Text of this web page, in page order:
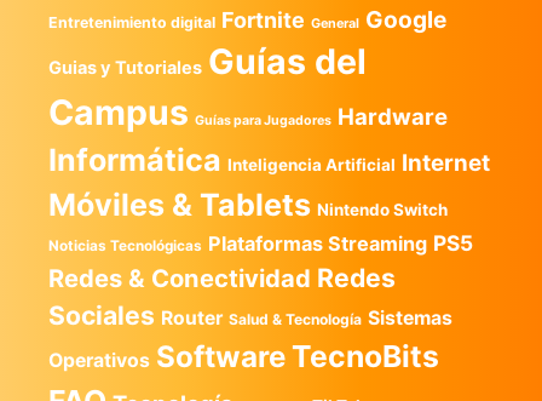
Entretenimiento digital Fortnite General Google
Guias y Tutoriales Guías del
Campus Guías para Jugadores Hardware
Informática Inteligencia Artificial Internet
Móviles & Tablets Nintendo Switch
Noticias Tecnológicas Plataformas Streaming PS5
Redes & Conectividad Redes
Sociales Router Salud & Tecnología Sistemas
Operativos SoftwareTecnoBits